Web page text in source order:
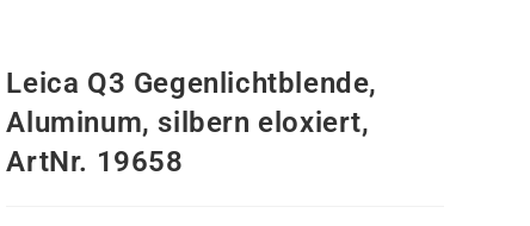
Leica Q3 Gegenlichtblende,
Aluminum, silbern eloxiert,
ArtNr. 19658